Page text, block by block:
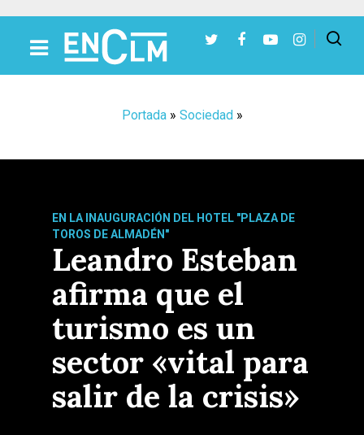
Portada» Sociedad»
EN LA INAUGURACIÓN DEL HOTEL "PLAZA DE
TOROS DE ALMADÉN"
Leandro Esteban
afirma que el
turismo es un
sector «vital para
salir de la crisis»